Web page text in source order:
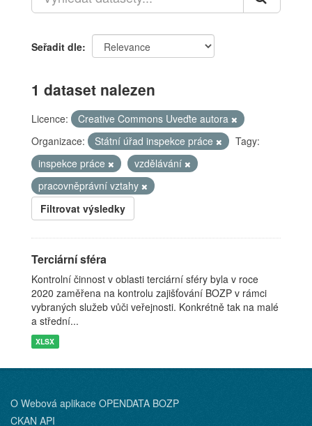
Seřadit dle
1 dataset nalezen
Licence:
Creative Commons Uveďte autora
Organizace:
Státní úřad inspekce práce
Tagy:
inspekce práce
vzdělávání
pracovněprávní vztahy
Filtrovat výsledky
Terciární sféra
Kontrolní činnost v oblasti terciární sféry byla v roce
2020 zaměřena na kontrolu zajišťování BOZP v rámci
vybraných služeb vůči veřejnosti. Konkrétně tak na malé
a střední...
XLSX
O Webová aplikace OPENDATA BOZP
CKAN API